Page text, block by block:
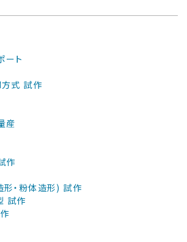
ート
方式 試作
産
作
形・粉体造形) 試作
試作